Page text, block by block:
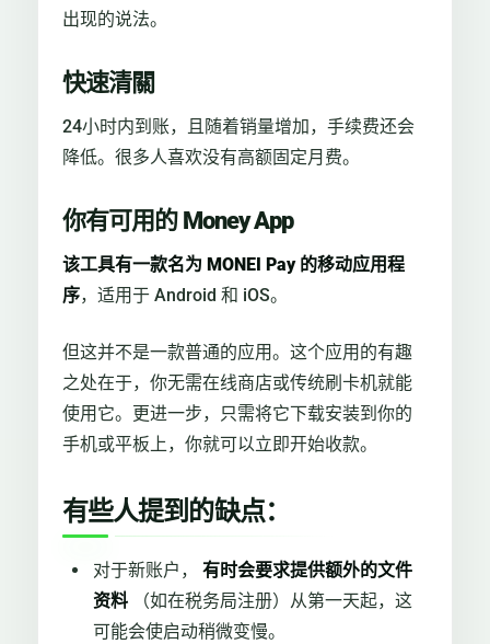
出现的说法。
快速清關
24小时内到账，且随着销量增加，手续费还会
降低。很多人喜欢没有高额固定月费。
你有可用的 Money App
该工具有一款名为 MONEI Pay 的移动应用程
序，适用于 Android 和 iOS。
但这并不是一款普通的应用。这个应用的有趣
之处在于，你无需在线商店或传统刷卡机就能
使用它。更进一步，只需将它下载安装到你的
手机或平板上，你就可以立即开始收款。
有些人提到的缺点：
对于新账户，
有时会要求提供额外的文件
资料 （如在税务局注册）从第一天起，这
可能会使启动稍微变慢。